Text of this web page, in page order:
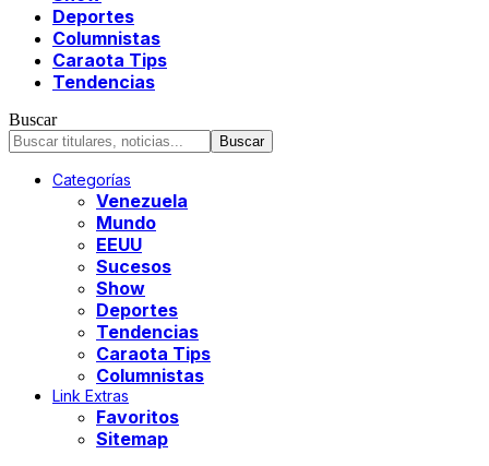
Deportes
Columnistas
Caraota Tips
Tendencias
Buscar
Categorías
Venezuela
Mundo
EEUU
Sucesos
Show
Deportes
Tendencias
Caraota Tips
Columnistas
Link Extras
Favoritos
Sitemap